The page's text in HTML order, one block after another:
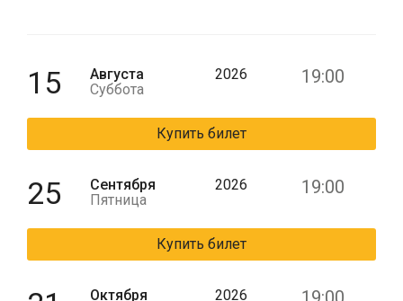
15
Августа
Суббота
2026 19:00
Купить билет
25
Сентября
Пятница
2026 19:00
Купить билет
Октября
2026